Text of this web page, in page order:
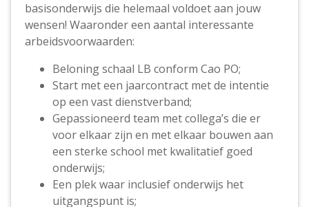
basisonderwijs die helemaal voldoet aan jouw
wensen! Waaronder een aantal interessante
arbeidsvoorwaarden:
Beloning schaal LB conform Cao PO;
Start met een jaarcontract met de intentie
op een vast dienstverband;
Gepassioneerd team met collega’s die er
voor elkaar zijn en met elkaar bouwen aan
een sterke school met kwalitatief goed
onderwijs;
Een plek waar inclusief onderwijs het
uitgangspunt is;